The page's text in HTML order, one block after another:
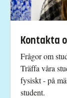
Kontakta
Frågor om
Träffa våra
fysiskt - på
student.